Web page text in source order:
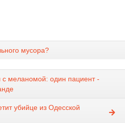
мусора?
с меланомой: один пациент -
убийце из Одесской